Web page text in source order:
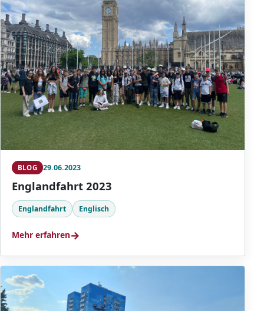
BLOG 29.06.2023
Englandfahrt 2023
Englandfahrt Englisch
Mehr erfahren→